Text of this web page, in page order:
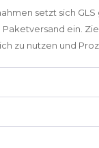
setzt sich
ein.
zu nutzen und